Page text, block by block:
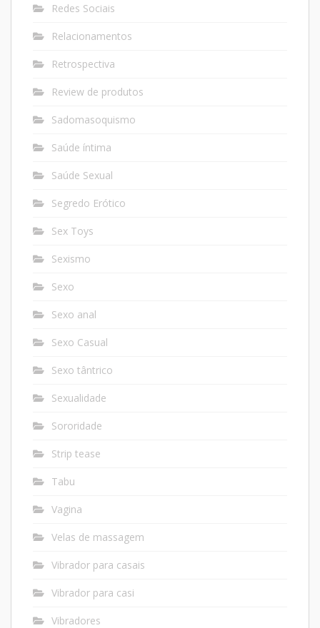
Redes Sociais
Relacionamentos
Retrospectiva
Review de produtos
Sadomasoquismo
Saúde íntima
Saúde Sexual
Segredo Erótico
Sex Toys
Sexismo
Sexo
Sexo anal
Sexo Casual
Sexo tântrico
Sexualidade
Sororidade
Strip tease
Tabu
Vagina
Velas de massagem
Vibrador para casais
Vibrador para casi
Vibradores